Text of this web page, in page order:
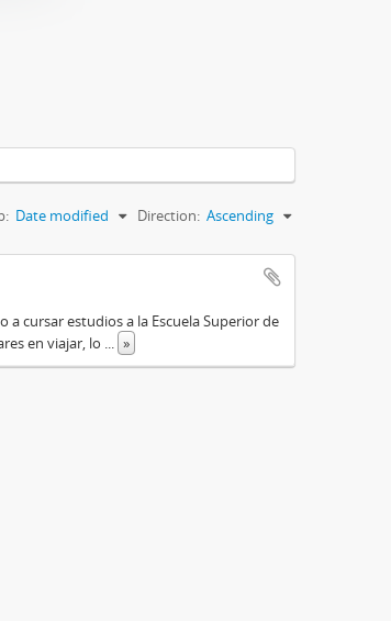
Date modified Direction: Ascending
cursar estudios a la Escuela Superior de
en viajar, lo
»